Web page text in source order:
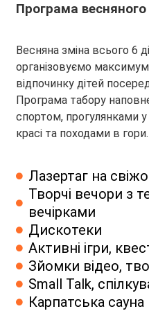
Програма
Весняна зміна всього 6
організовуємо
відпочинку дітей
Програма табору
спортом, прогулянками
красі та походами в гори.
Лазертаг на
Творчі вечори з
вечірками
Дискотеки
Активні ігри,
Зйомки відео,
Small Talk,
Карпатська сауна